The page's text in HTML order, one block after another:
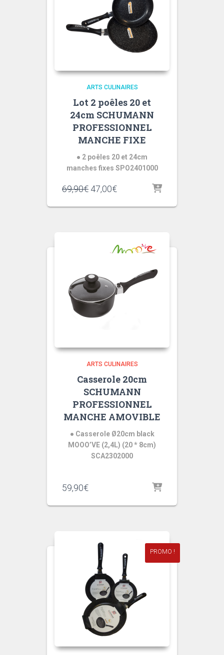
ARTS CULINAIRES
Lot 2 poêles 20 et
24cm SCHUMANN
PROFESSIONNEL
MANCHE FIXE
● 2 poêles 20 et 24cm
manches fixes SPO2401000
69,90€ Le
initial
47,00€Le
actuel
ARTS CULINAIRES
Casserole 20cm
SCHUMANN
PROFESSIONNEL
MANCHE AMOVIBLE
● Casserole Ø20cm black
MOOO’VE (2,4L) (20 * 8cm)
SCA2302000
59,90€
PROMO !